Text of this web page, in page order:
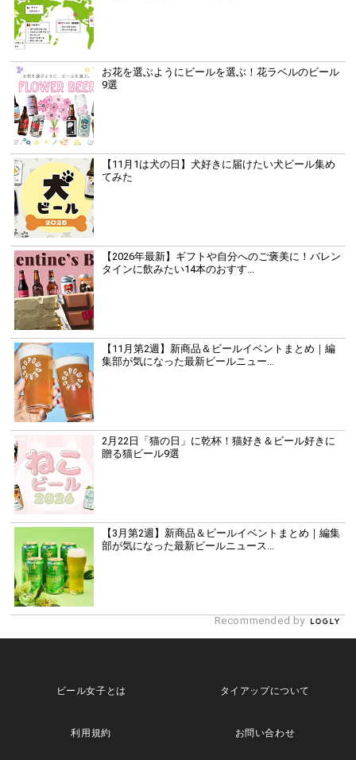
お花を選ぶようにビールを選ぶ！花ラベルのビール
9選
【11月1は犬の日】犬好きに届けたい犬ビール集め
てみた
【2026年最新】ギフトや自分へのご褒美に！バレン
タインに飲みたい14本のおすす...
【11月第2週】新商品＆ビールイベントまとめ｜編
集部が気になった最新ビールニュー...
2月22日「猫の日」に乾杯！猫好き＆ビール好きに
贈る猫ビール9選
【3月第2週】新商品＆ビールイベントまとめ｜編集
部が気になった最新ビールニュース...
Recommended by
ビール女子とは タイアップについて
利用規約 お問い合わせ